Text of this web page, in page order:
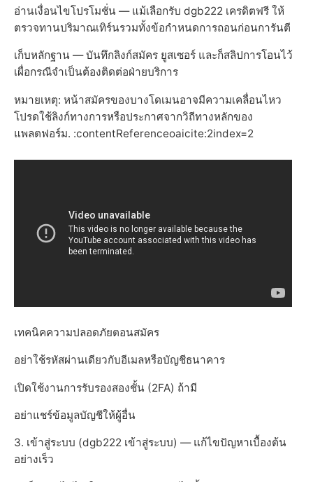
อ่านเงื่อนไขโปรโมชั่น — แม้เลือกรับ dgb222 เครดิตฟรี ให้
ตรวจทานปริมาณเทิร์นรวมทั้งข้อกำหนดการถอนก่อนการันตี
เก็บหลักฐาน — บันทึกลิงก์สมัคร ยูสเซอร์ และก็สลิปการโอนไว้
เผื่อกรณีจำเป็นต้องติดต่อฝ่ายบริการ
หมายเหตุ: หน้าสมัครของบางโดเมนอาจมีความเคลื่อนไหว
โปรดใช้ลิงก์ทางการหรือประกาศจากวิถีทางหลักของ
แพลตฟอร์ม. :contentReferenceoaicite:2index=2
เทคนิคความปลอดภัยตอนสมัคร
อย่าใช้รหัสผ่านเดียวกับอีเมลหรือบัญชีธนาคาร
เปิดใช้งานการรับรองสองชั้น (2FA) ถ้ามี
อย่าแชร์ข้อมูลบัญชีให้ผู้อื่น
3. เข้าสู่ระบบ (dgb222 เข้าสู่ระบบ) — แก้ไขปัญหาเบื้องต้น
อย่างเร็ว